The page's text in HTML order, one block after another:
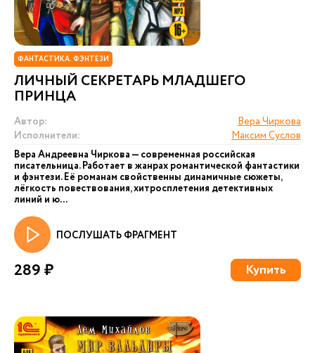
ФАНТАСТИКА. ФЭНТЕЗИ
ЛИЧНЫЙ СЕКРЕТАРЬ МЛАДШЕГО
ПРИНЦА
Автор:
Вера Чиркова
Исполнители:
Максим Суслов
Вера Андреевна Чиркова — современная российская
писательница. Работает в жанрах романтической фантастики
и фэнтези. Её романам свойственны динамичные сюжеты,
лёгкость повествования, хитросплетения детективных
линий и ю...
ПОСЛУШАТЬ ФРАГМЕНТ
289 ₽ Купить